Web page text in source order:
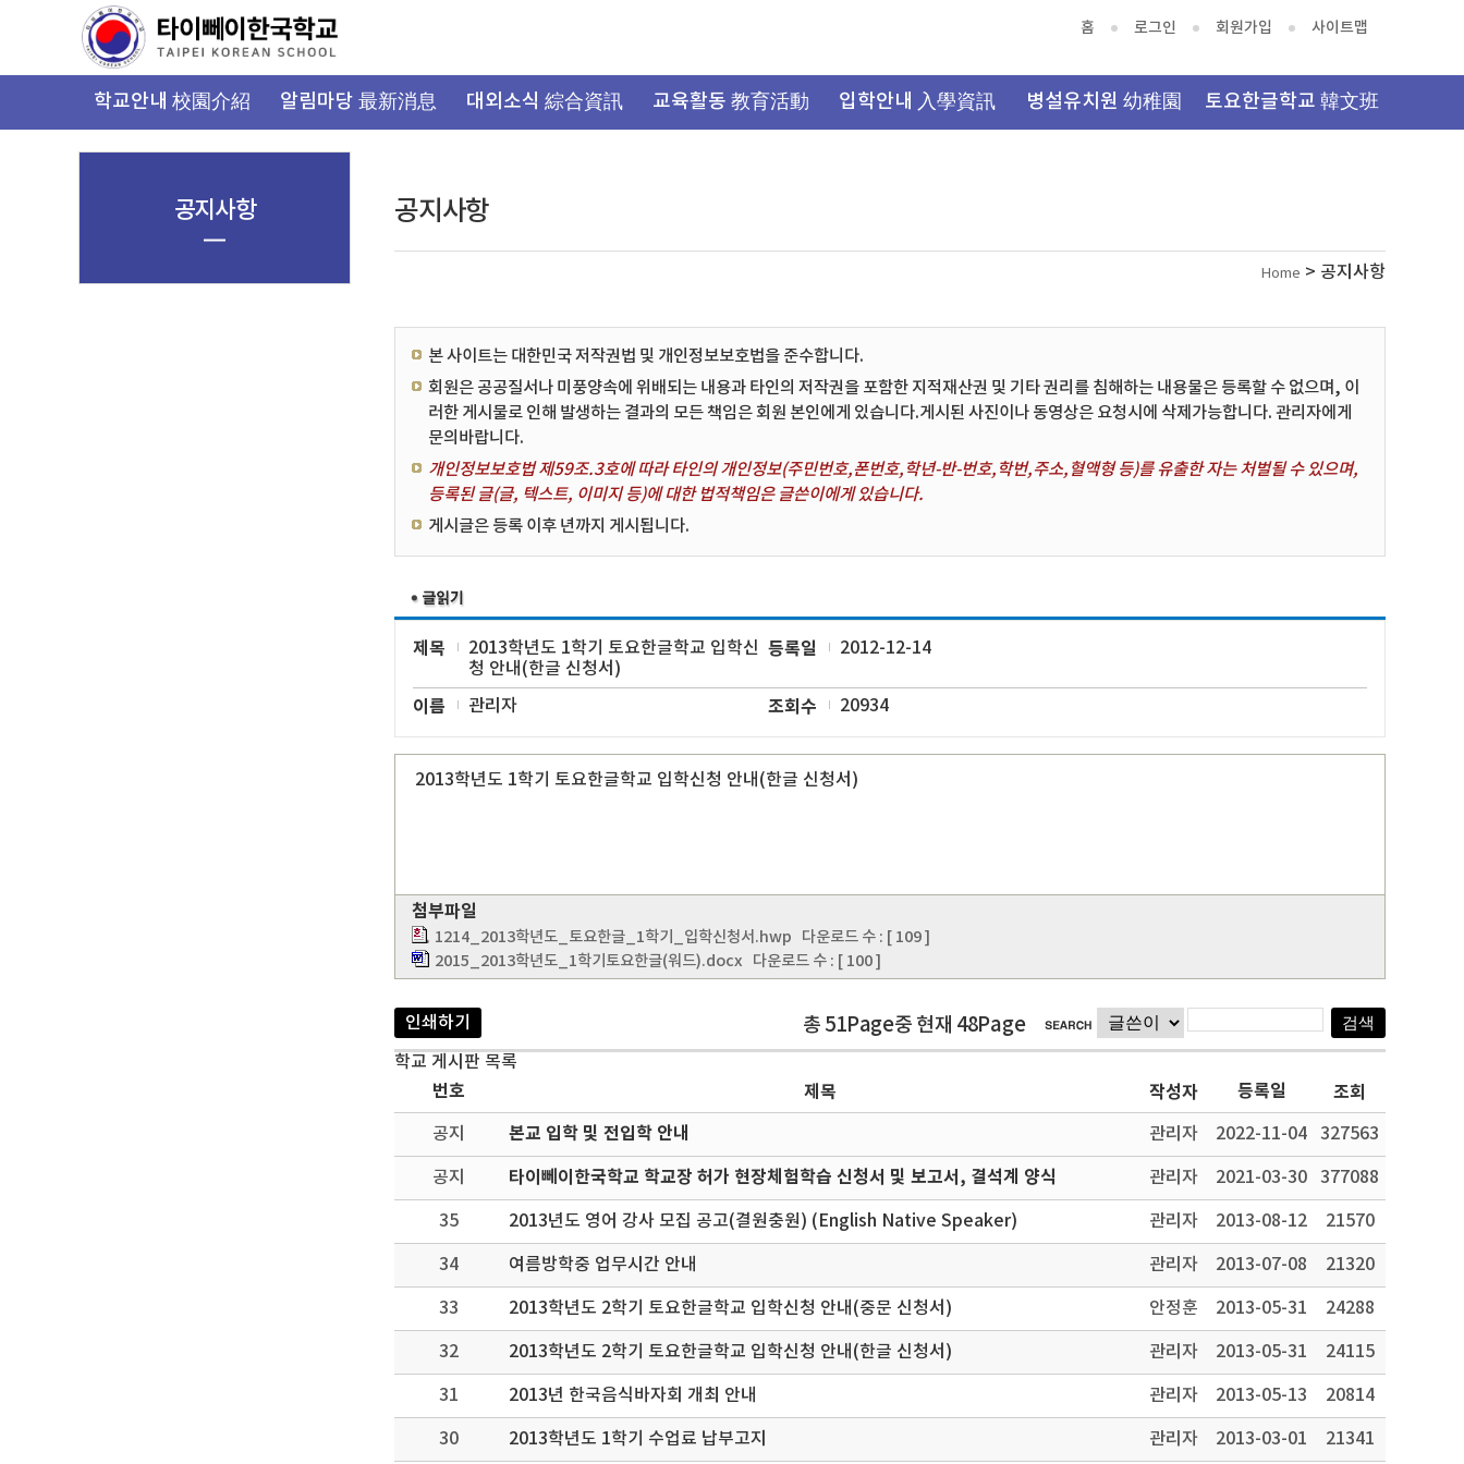
뉴
홈 로그인 회원가입 사이트맵
학교안내 校園介紹 알림마당 最新消息 대외소식 綜合資訊 교육활동 教育活動 입학안내 入學資訊 병설유치원 幼稚園 토요한글학교 韓文班
공지사항
Home > 공지사항
본 사이트는 대한민국 저작권법 및 개인정보보호법을 준수합니다.
회원은 공공질서나 미풍양속에 위배되는 내용과 타인의 저작권을 포함한 지적재산권 및 기타 권리를 침해하는 내용물은 등록할 수 없으며, 이
러한 게시물로 인해 발생하는 결과의 모든 책임은 회원 본인에게 있습니다.게시된 사진이나 동영상은 요청시에 삭제가능합니다. 관리자에게
문의바랍니다.
개인정보보호법 제59조.3호에 따라 타인의 개인정보(주민번호,폰번호,학년-반-번호,학번,주소,혈액형 등)를 유출한 자는 처벌될 수 있으며,
등록된 글(글, 텍스트, 이미지 등)에 대한 법적책임은 글쓴이에게 있습니다.
게시글은 등록 이후 년까지 게시됩니다.
제목
2013학년도 1학기 토요한글학교 입학신
청 안내(한글 신청서)
등록일 2012-12-14
이름 관리자 조회수 20934
2013학년도 1학기 토요한글학교 입학신청 안내(한글 신청서)
첨부파일
1214_2013학년도_토요한글_1학기_입학신청서.hwp 다운로드 수 : [ 109 ]
2015_2013학년도_1학기토요한글(워드).docx 다운로드 수 : [ 100 ]
인쇄하기 총 51Page중 현재 48Page
학교 게시판 목록
번호 제목 작성자 등록일 조회
공지 본교 입학 및 전입학 안내 관리자 2022-11-04 327563
공지 타이뻬이한국학교 학교장 허가 현장체험학습 신청서 및 보고서, 결석계 양식 관리자 2021-03-30 377088
35 2013년도 영어 강사 모집 공고(결원충원) (English Native Speaker) 관리자 2013-08-12 21570
34 여름방학중 업무시간 안내 관리자 2013-07-08 21320
33 2013학년도 2학기 토요한글학교 입학신청 안내(중문 신청서) 안정훈 2013-05-31 24288
32 2013학년도 2학기 토요한글학교 입학신청 안내(한글 신청서) 관리자 2013-05-31 24115
31 2013년 한국음식바자회 개최 안내 관리자 2013-05-13 20814
30 2013학년도 1학기 수업료 납부고지 관리자 2013-03-01 21341
공지사항